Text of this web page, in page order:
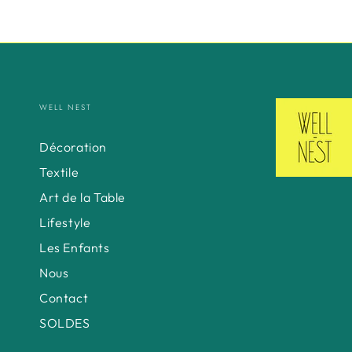
WELL NEST
Décoration
Textile
Art de la Table
Lifestyle
Les Enfants
Nous
Contact
SOLDES